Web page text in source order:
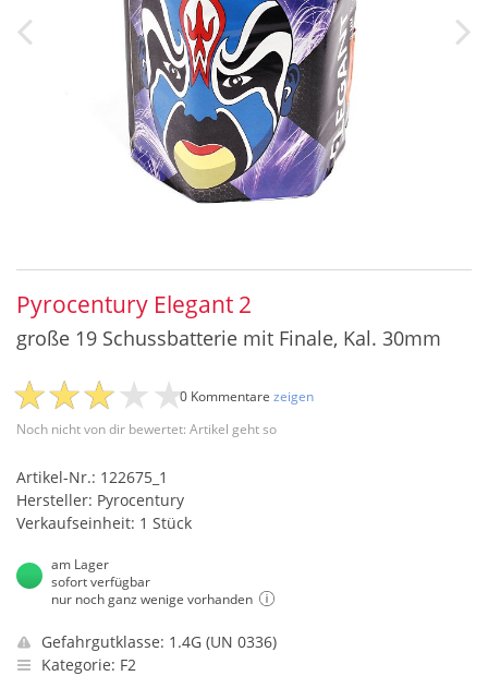
Pyrocentury Elegant 2
große 19 Schussbatterie mit Finale, Kal. 30mm
Noch nicht von dir bewertet: Artikel geht so
0 Kommentare zeigen
Artikel-Nr.: 122675_1
Hersteller: Pyrocentury
Verkaufseinheit: 1 Stück
am Lager
sofort verfügbar
nur noch ganz wenige vorhanden
Gefahrgutklasse: 1.4G (UN 0336)
Kategorie: F2